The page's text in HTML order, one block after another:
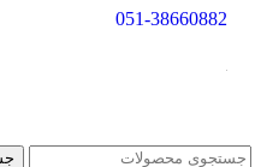
051-38660882